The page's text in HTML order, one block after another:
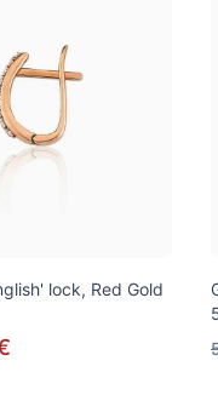
lock, Red Gold